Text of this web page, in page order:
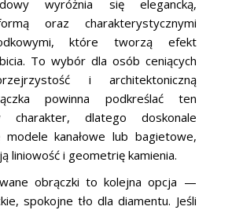
wyróżnia się elegancką,
oraz charakterystycznymi
które tworzą efekt
To wybór dla osób ceniących
i architektoniczną
powinna podkreślać ten
charakter, dlatego doskonale
kanałowe lub bagietowe,
liniowość i geometrię kamienia.
obrączki to kolejna opcja —
spokojne tło dla diamentu. Jeśli